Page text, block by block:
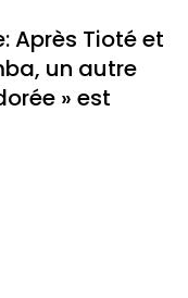
Après Tioté et
un autre
» est